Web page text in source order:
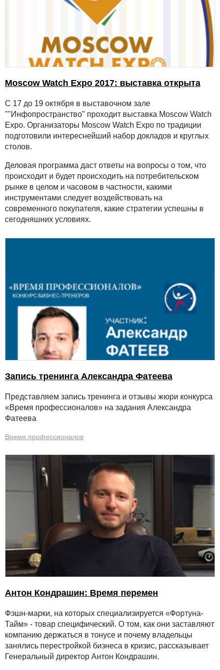
Moscow Watch Expo 2017: выставка открыта
С 17 до 19 октября в выставочном зале
""Инфопространство" проходит выставка Moscow Watch
Expo. Организаторы Moscow Watch Expo по традиции
подготовили интереснейший набор докладов и круглых
столов.
Деловая программа даст ответы на вопросы о том, что
происходит и будет происходить на потребительском
рынке в целом и часовом в частности, какими
инструментами следует воздействовать на
современного покупателя, какие стратегии успешны в
сегодняшних условиях.
Запись тренинга Александра Фатеева
Представляем запись тренинга и отзывы жюри конкурса
«Время профессионалов» на задания Александра
Фатеева
Время профессионалов
Антон Кондрашин: Время перемен
Фэшн-марки, на которых специализируется «Фортуна-
Тайм» - товар специфический. О том, как они заставляют
компанию держаться в тонусе и почему владельцы
занялись перестройкой бизнеса в кризис, рассказывает
Генеральный директор Антон Кондрашин.